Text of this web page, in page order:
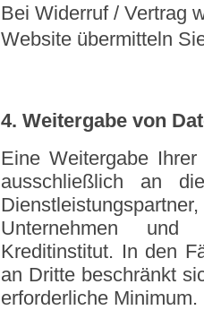
Bei Widerruf / Vertrag
Website übermitteln
4. Weitergabe von
Eine Weitergabe
ausschließlich an
Unternehmen und
Kreditinstitut. In den
an Dritte beschränkt
erforderliche Minimum.